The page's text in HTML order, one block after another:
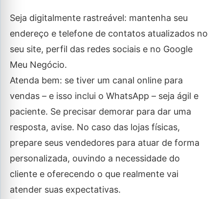
Seja digitalmente rastreável: mantenha seu
endereço e telefone de contatos atualizados no
seu site, perfil das redes sociais e no Google
Meu Negócio.
Atenda bem: se tiver um canal online para
vendas – e isso inclui o WhatsApp – seja ágil e
paciente. Se precisar demorar para dar uma
resposta, avise. No caso das lojas físicas,
prepare seus vendedores para atuar de forma
personalizada, ouvindo a necessidade do
cliente e oferecendo o que realmente vai
atender suas expectativas.